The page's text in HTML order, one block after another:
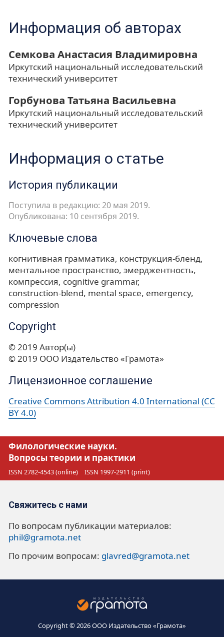
Информация об авторах
Семкова Анастасия Владимировна
Иркутский национальный исследовательский
технический университет
Горбунова Татьяна Васильевна
Иркутский национальный исследовательский
технический университет
Информация о статье
История публикации
Поступила в редакцию: 20 мая 2019.
Опубликована: 10 сентября 2019.
Ключевые слова
когнитивная грамматика конструкция-бленд
ментальное пространство эмерджентность
компрессия cognitive grammar
construction-blend mental space emergency
compression
Copyright
© 2019 Автор(ы)
© 2019 ООО Издательство «Грамота»
Лицензионное соглашение
Creative Commons Attribution 4.0 International (CC
BY 4.0)
Филологические науки.
Вопросы теории и практики
ISSN 2782-4543 (online) ISSN 1997-2911 (print)
Свяжитесь с нами
По вопросам публикации материалов:
phil@gramota.net
По прочим вопросам: glavred@gramota.net
Copyright © 2026 ООО Издательство «Грамота»